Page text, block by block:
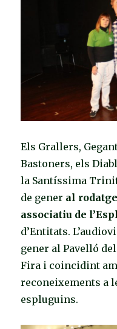
Els Grallers,
Bastoners, els
la Santíssima
de gener al
associatiu de
d’Entitats.
gener al Pavelló
Fira i coincidint
reconeixements a
espluguins.